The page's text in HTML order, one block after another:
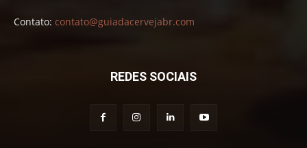
Contato: contato@guiadacervejabr.com
REDES SOCIAIS